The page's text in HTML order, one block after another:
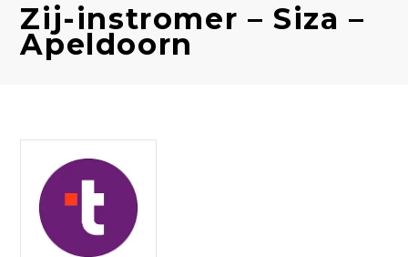
Zij-instromer – Siza –
Apeldoorn
Nieuwsbrief feed